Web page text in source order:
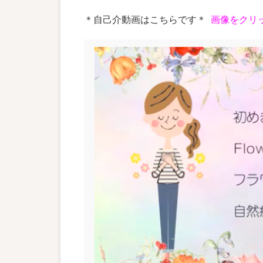
＊自己介動画はこちらです＊ 画像をクリ